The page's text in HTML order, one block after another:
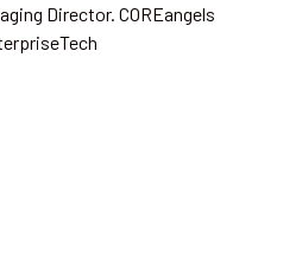
Director. COREangels